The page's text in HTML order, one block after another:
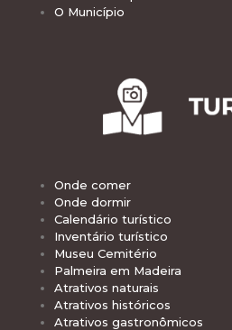
O Município
Onde comer
Onde dormir
Calendário turístico
Inventário turístico
Museu Cemitério
Palmeira em Madeira
Atrativos naturais
Atrativos históricos
Atrativos gastronômicos